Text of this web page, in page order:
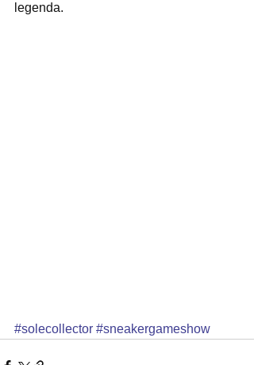
legenda.
#solecollector #sneakergameshow